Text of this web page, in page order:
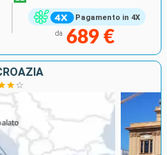
Pagamento in 4X
da 689 €